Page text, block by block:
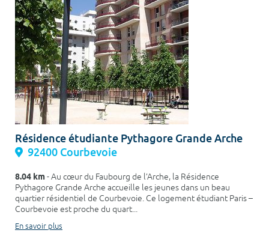
Résidence étudiante Pythagore Grande Arche
92400 Courbevoie
8.04 km- Au cœur du Faubourg de l’Arche, la Résidence
Pythagore Grande Arche accueille les jeunes dans un beau
quartier résidentiel de Courbevoie. Ce logement étudiant Paris –
Courbevoie est proche du quart...
En savoir plus